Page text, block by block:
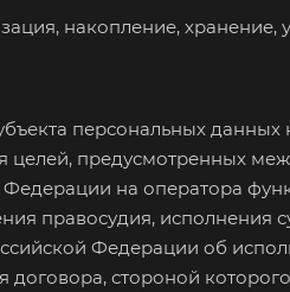
накопление,
персональных
целей, предусмотренных
на оператора
правосудия, исполнения
Федерации об
стороной